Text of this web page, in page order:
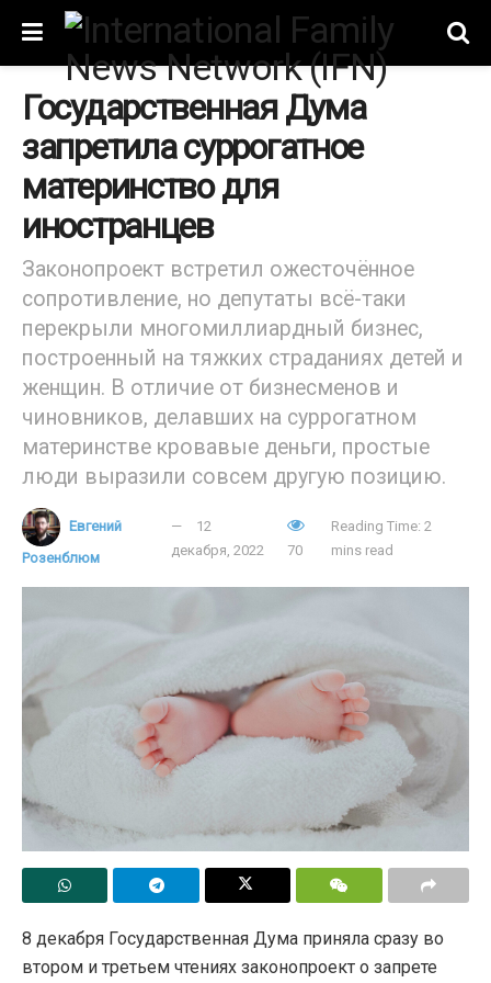
Государственная Дума
запретила суррогатное
материнство для
иностранцев
Законопроект встретил ожесточённое
сопротивление, но депутаты всё-таки
перекрыли многомиллиардный бизнес,
построенный на тяжких страданиях детей и
женщин. В отличие от бизнесменов и
чиновников, делавших на суррогатном
материнстве кровавые деньги, простые
люди выразили совсем другую позицию.
Евгений
Розенблюм
12
декабря, 2022
70
Reading Time: 2
mins read
8 декабря Государственная Дума приняла сразу во
втором и третьем чтениях законопроект о запрете